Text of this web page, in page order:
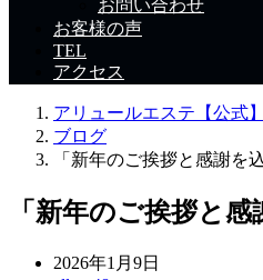
お問い合わせ
お客様の声
TEL
アクセス
アリュールエステ【公式】
ブログ
「新年のご挨拶と感謝を
「新年のご挨拶と感
2026年1月9日